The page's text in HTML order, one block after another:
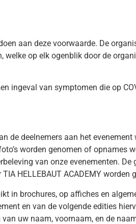
aan deze voorwaarde. De
welke op elk ogenblik door de
ingeval van symptomen die op
deelnemers aan het
worden genomen of opnames
van onze evenementen.
HELLEBAUT ACADEMY
in brochures, op affiches en
en van de volgende edities
uw naam, voornaam, en de